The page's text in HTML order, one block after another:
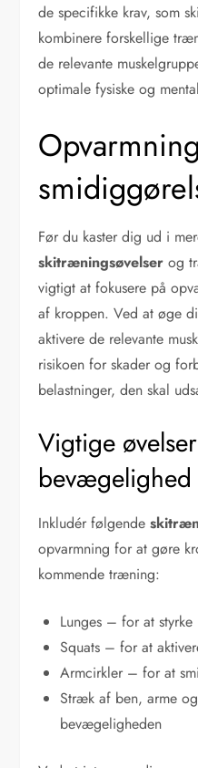
de specifikke krav, som
kombinere forskellige
de relevante
optimale fysiske og
Før du kaster dig ud i
skitræningsøvelser og
vigtigt at fokusere på
af kroppen. Ved at øge
aktivere de relevante
risikoen for skader og
belastninger, den skal
Vigtige
bevægelighed
Inkludér følgende
opvarmning for at gøre
kommende træning:
Lunges – for at
Squats – for at
Armcirkler – for at
Stræk af ben, arme
bevægeligheden